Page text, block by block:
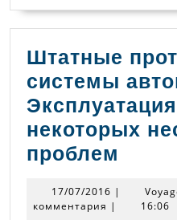
Штатные
системы
некоторых
проблем
17/07/2016 17/07/2016
|
комментария | 16:06